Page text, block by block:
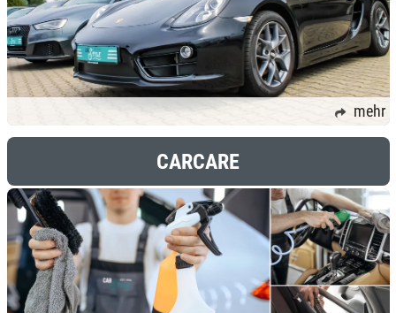
mehr
CARCARE